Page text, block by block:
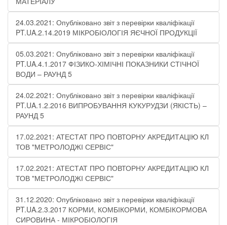
24.03.2021: Опубліковано звіт з перевірки кваліфікації
PT.UA.2.14.2019 МІКРОБІОЛОГІЯ ЯЄЧНОЇ ПРОДУКЦІЇ
05.03.2021: Опубліковано звіт з перевірки кваліфікації
PT.UA.4.1.2017 ФІЗИКО-ХІМІЧНІ ПОКАЗНИКИ СТІЧНОЇ
ВОДИ – РАУНД 5
24.02.2021: Опубліковано звіт з перевірки кваліфікації
PT.UA.1.2.2016 ВИПРОБУВАННЯ КУКУРУДЗИ (ЯКІСТЬ) –
РАУНД 5
17.02.2021: АТЕСТАТ ПРО ПОВТОРНУ АКРЕДИТАЦІЮ КЛ
ТОВ "МЕТРОЛОДЖІ СЕРВІС"
17.02.2021: АТЕСТАТ ПРО ПОВТОРНУ АКРЕДИТАЦІЮ КЛ
ТОВ "МЕТРОЛОДЖІ СЕРВІС"
31.12.2020: Опубліковано звіт з перевірки кваліфікації
PT.UA.2.3.2017 КОРМИ, КОМБІКОРМИ, КОМБІКОРМОВА
СИРОВИНА - МІКРОБІОЛОГІЯ